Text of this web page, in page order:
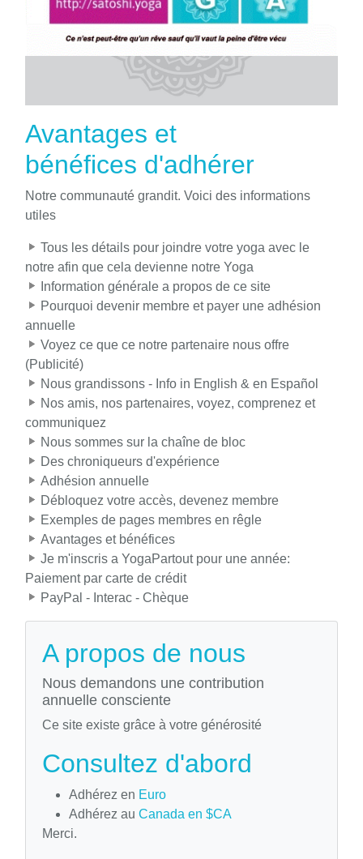
Avantages et
bénéfices d'adhérer
Notre communauté grandit. Voici des informations
utiles
Tous les détails pour joindre votre yoga avec le
notre afin que cela devienne notre Yoga
Information générale a propos de ce site
Pourquoi devenir membre et payer une adhésion
annuelle
Voyez ce que ce notre partenaire nous offre
(Publicité)
Nous grandissons - Info in English & en Español
Nos amis, nos partenaires, voyez, comprenez et
communiquez
Nous sommes sur la chaîne de bloc
Des chroniqueurs d'expérience
Adhésion annuelle
Débloquez votre accès, devenez membre
Exemples de pages membres en rêgle
Avantages et bénéfices
Je m'inscris a YogaPartout pour une année:
Paiement par carte de crédit
PayPal - Interac - Chèque
A propos de nous
Nous demandons une contribution
annuelle consciente
Ce site existe grâce à votre générosité
Consultez d'abord
Adhérez en Euro
Adhérez au Canada en $CA
Merci.